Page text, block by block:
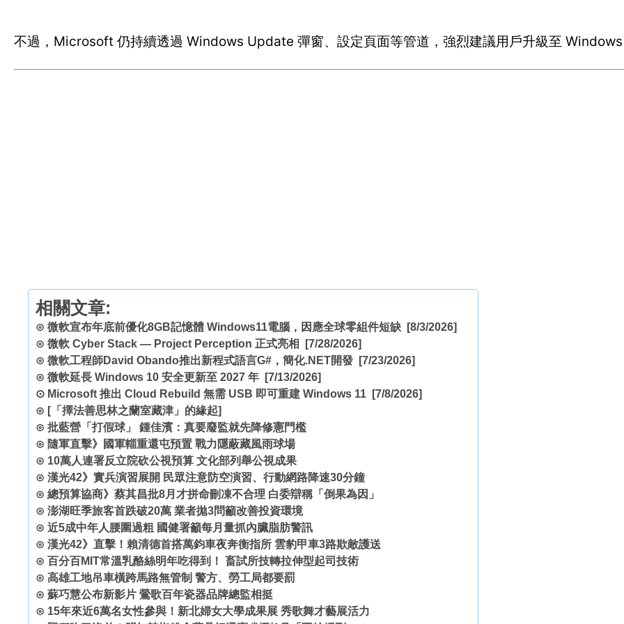
不過，Microsoft 仍持續透過 Windows Update 彈窗、設定頁面等管道，強烈建議用戶升級至 Windows
相關文章:
⊙ 微軟宣布年底前優化8GB記憶體 Windows11電腦，因應全球零組件短缺 [8/3/2026]
⊙ 微軟 Cyber Stack — Project Perception 正式亮相
[7/28/2026]
⊙ 微軟工程師David Obando推出新程式語言G#，簡化.NET開發 [7/23/2026]
⊙ 微軟延長 Windows 10 安全更新至 2027 年 [7/13/2026]
⊙ Microsoft 推出 Cloud Rebuild 無需 USB 即可重建 Windows 11 [7/8/2026]
⊙ [「擇法善思林之蘭室藏津」的緣起]
⊙ 批藍營「打假球」 鍾佳濱：真要廢監就先降修憲門檻
⊙ 隨軍直擊》國軍輜重還屯預置 戰力隱蔽藏風雨球場
⊙ 10萬人連署反立院砍公視預算 文化部列舉公視成果
⊙ 漢光42》實兵演習展開 民眾注意防空演習、行動網路降速30分鐘
⊙ 總預算協商》蔡其昌批8月才拼命刪凍不合理 白委辯稱「倒果為因」
⊙ 澎湖旺季旅客首跌破20萬 業者拋3問籲改善投資環境
⊙ 近5成中年人腰圍過粗 國健署籲每月量抓內臟脂肪警訊
⊙ 漢光42》直擊！賴清德首搭萬鈞車夜奔衡指所 雲豹甲車3路欺敵護送
⊙ 百分百MIT常溫乳酪絲明年吃得到！ 畜試所技轉拉伸型起司技術
⊙ 高雄工地吊車橫跨馬路無管制 警方、勞工局都要罰
⊙ 蘇巧慧公布新影片 鶯歌百年瓷器品牌總監相挺
⊙ 15年來近6萬名女性參與！新北婦女大學成果展 秀歌舞才藝展活力